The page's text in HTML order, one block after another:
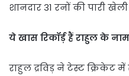
शानदार 31 रनों की पारी
ये खास रिकॉर्ड़ हैं राहुल के नाम
राहुल द्रविड़ ने टेस्ट क्रिकेट